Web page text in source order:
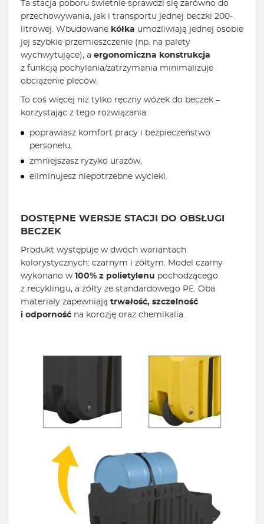
Ta stacja poboru świetnie sprawdzi się zarówno do
przechowywania, jak i transportu jednej beczki 200-
litrowej. Wbudowane kółka umożliwiają jednej osobie
jej szybkie przemieszczenie (np. na palety
wychwytujące), a ergonomiczna konstrukcja
z funkcją pochylania/zatrzymania minimalizuje
obciążenie pleców.
To coś więcej niż tylko ręczny wózek do beczek –
korzystając z tego rozwiązania:
poprawiasz komfort pracy i bezpieczeństwo
personelu,
zmniejszasz ryzyko urazów,
eliminujesz niepotrzebne wycieki.
DOSTĘPNE WERSJE STACJI DO OBSŁUGI
BECZEK
Produkt występuje w dwóch wariantach
kolorystycznych: czarnym i żółtym. Model czarny
wykonano w 100% z polietylenu pochodzącego
z recyklingu, a żółty ze standardowego PE. Oba
materiały zapewniają trwałość, szczelność
i odporność na korozję oraz chemikalia.